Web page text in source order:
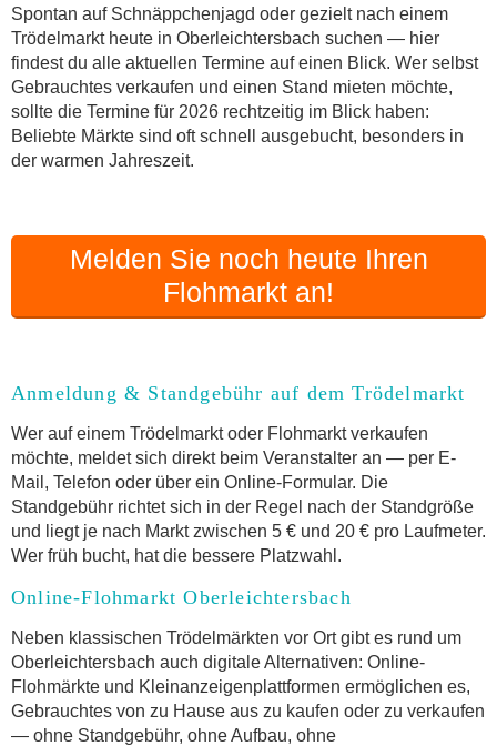
Online-Flohmarkt Oberleichtersbach
Welche Trödelmarkt-Typen gibt es?
Aktuelle Flohmarkt-Termine für Oberleichtersbach
und Umgebung
Kleinanzeigen Oberleichtersbach als Alternative
zum Trödelmarkt
Flohmarkt-Termin melden
Spontan auf Schnäppchenjagd oder gezielt nach einem
Trödelmarkt heute in Oberleichtersbach suchen — hier
findest du alle aktuellen Termine auf einen Blick. Wer selbst
Gebrauchtes verkaufen und einen Stand mieten möchte,
sollte die Termine für 2026 rechtzeitig im Blick haben:
Beliebte Märkte sind oft schnell ausgebucht, besonders in
der warmen Jahreszeit.
Melden Sie noch heute Ihren
Flohmarkt an!
Anmeldung & Standgebühr auf dem Trödelmarkt
Wer auf einem Trödelmarkt oder Flohmarkt verkaufen
möchte, meldet sich direkt beim Veranstalter an — per E-
Mail, Telefon oder über ein Online-Formular. Die
Standgebühr richtet sich in der Regel nach der Standgröße
und liegt je nach Markt zwischen 5 € und 20 € pro Laufmeter.
Wer früh bucht, hat die bessere Platzwahl.
Online-Flohmarkt Oberleichtersbach
Neben klassischen Trödelmärkten vor Ort gibt es rund um
Oberleichtersbach auch digitale Alternativen: Online-
Flohmärkte und Kleinanzeigenplattformen ermöglichen es,
Gebrauchtes von zu Hause aus zu kaufen oder zu verkaufen
— ohne Standgebühr, ohne Aufbau, ohne